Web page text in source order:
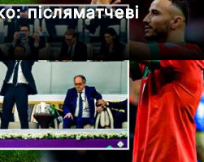
післяматчеві